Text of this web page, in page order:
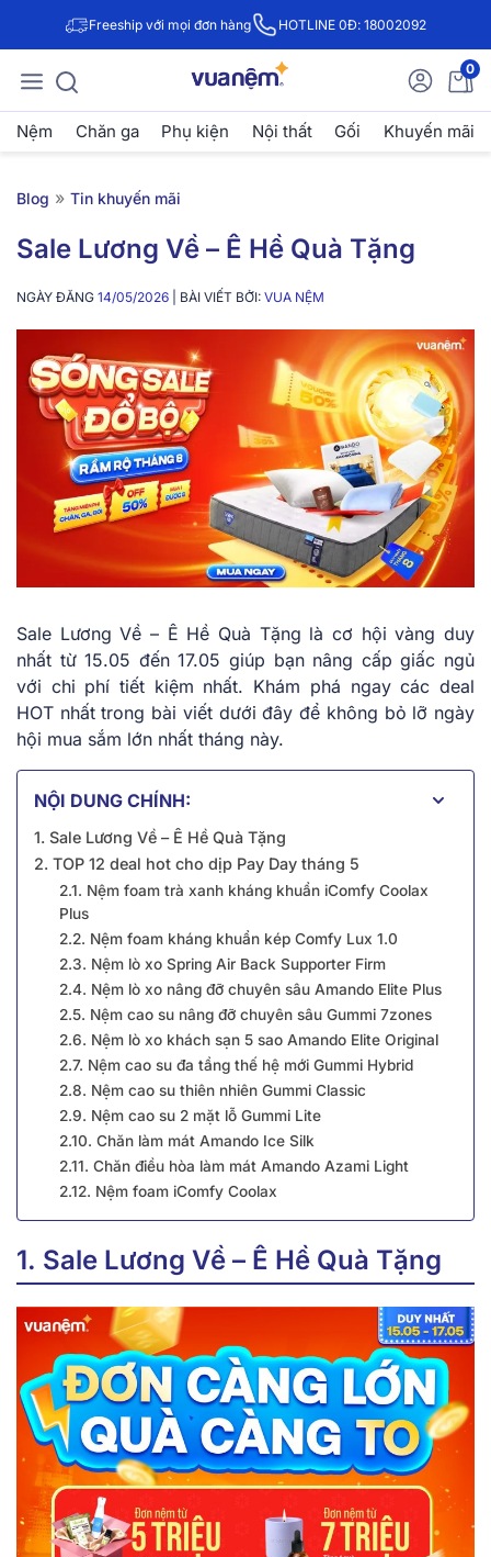
Freeship với mọi đơn hàng HOTLINE 0Đ: 18002092
0
Nệm Chăn ga Phụ kiện Nội thất Gối Khuyến mãi
Blog » Tin khuyến mãi
Sale Lương Về – Ê Hề Quà Tặng
NGÀY ĐĂNG 14/05/2026 | BÀI VIẾT BỞI: VUA NỆM
Sale Lương Về – Ê Hề Quà Tặng là cơ hội vàng duy
nhất từ 15.05 đến 17.05 giúp bạn nâng cấp giấc ngủ
với chi phí tiết kiệm nhất. Khám phá ngay các deal
HOT nhất trong bài viết dưới đây để không bỏ lỡ ngày
hội mua sắm lớn nhất tháng này.
NỘI DUNG CHÍNH:
1. Sale Lương Về – Ê Hề Quà Tặng
2. TOP 12 deal hot cho dịp Pay Day tháng 5
2.1. Nệm foam trà xanh kháng khuẩn iComfy Coolax
Plus
2.2. Nệm foam kháng khuẩn kép Comfy Lux 1.0
2.3. Nệm lò xo Spring Air Back Supporter Firm
2.4. Nệm lò xo nâng đỡ chuyên sâu Amando Elite Plus
2.5. Nệm cao su nâng đỡ chuyên sâu Gummi 7zones
2.6. Nệm lò xo khách sạn 5 sao Amando Elite Original
2.7. Nệm cao su đa tầng thế hệ mới Gummi Hybrid
2.8. Nệm cao su thiên nhiên Gummi Classic
2.9. Nệm cao su 2 mặt lỗ Gummi Lite
2.10. Chăn làm mát Amando Ice Silk
2.11. Chăn điều hòa làm mát Amando Azami Light
2.12. Nệm foam iComfy Coolax
1. Sale Lương Về – Ê Hề Quà Tặng